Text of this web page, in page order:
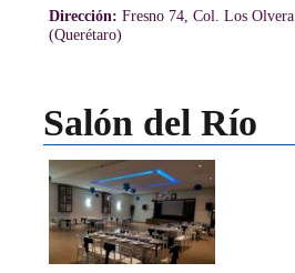
Dirección: Fresno 74, Col. Los
(Querétaro)
Salón del Río